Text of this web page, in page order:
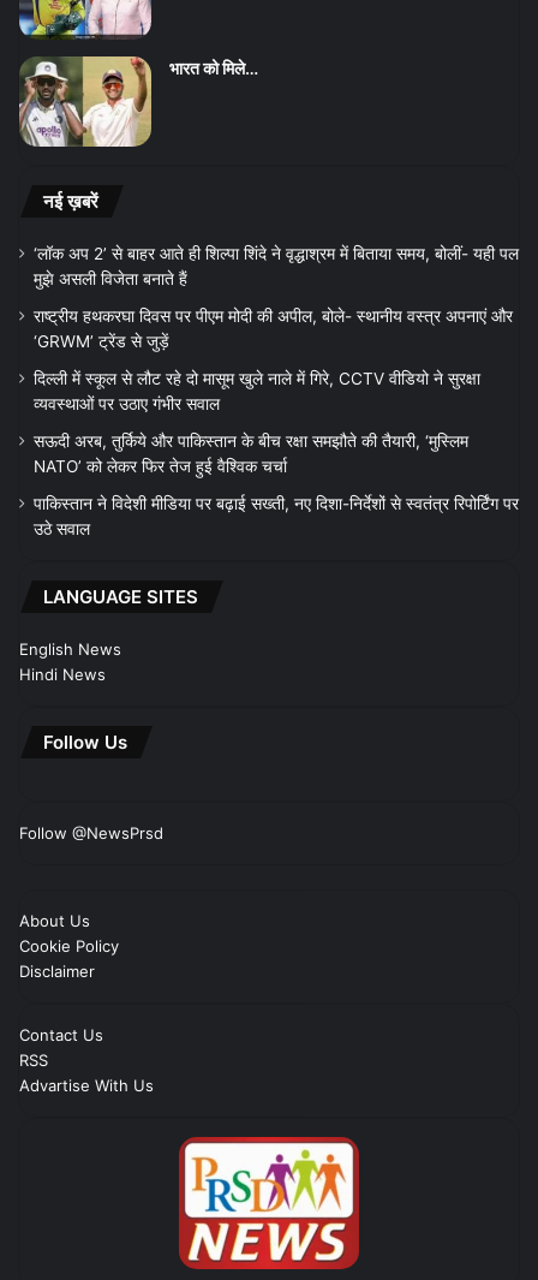
भारत को मिले…
नई ख़बरें
‘लॉक अप 2’ से बाहर आते ही शिल्पा शिंदे ने वृद्धाश्रम में बिताया समय, बोलीं- यही पल
मुझे असली विजेता बनाते हैं
राष्ट्रीय हथकरघा दिवस पर पीएम मोदी की अपील, बोले- स्थानीय वस्त्र अपनाएं और
‘GRWM’ ट्रेंड से जुड़ें
दिल्ली में स्कूल से लौट रहे दो मासूम खुले नाले में गिरे, CCTV वीडियो ने सुरक्षा
व्यवस्थाओं पर उठाए गंभीर सवाल
सऊदी अरब, तुर्किये और पाकिस्तान के बीच रक्षा समझौते की तैयारी, ‘मुस्लिम
NATO’ को लेकर फिर तेज हुई वैश्विक चर्चा
पाकिस्तान ने विदेशी मीडिया पर बढ़ाई सख्ती, नए दिशा-निर्देशों से स्वतंत्र रिपोर्टिंग पर
उठे सवाल
LANGUAGE SITES
English News
Hindi News
Follow Us
Follow @NewsPrsd
About Us
Cookie Policy
Disclaimer
Contact Us
RSS
Advartise With Us